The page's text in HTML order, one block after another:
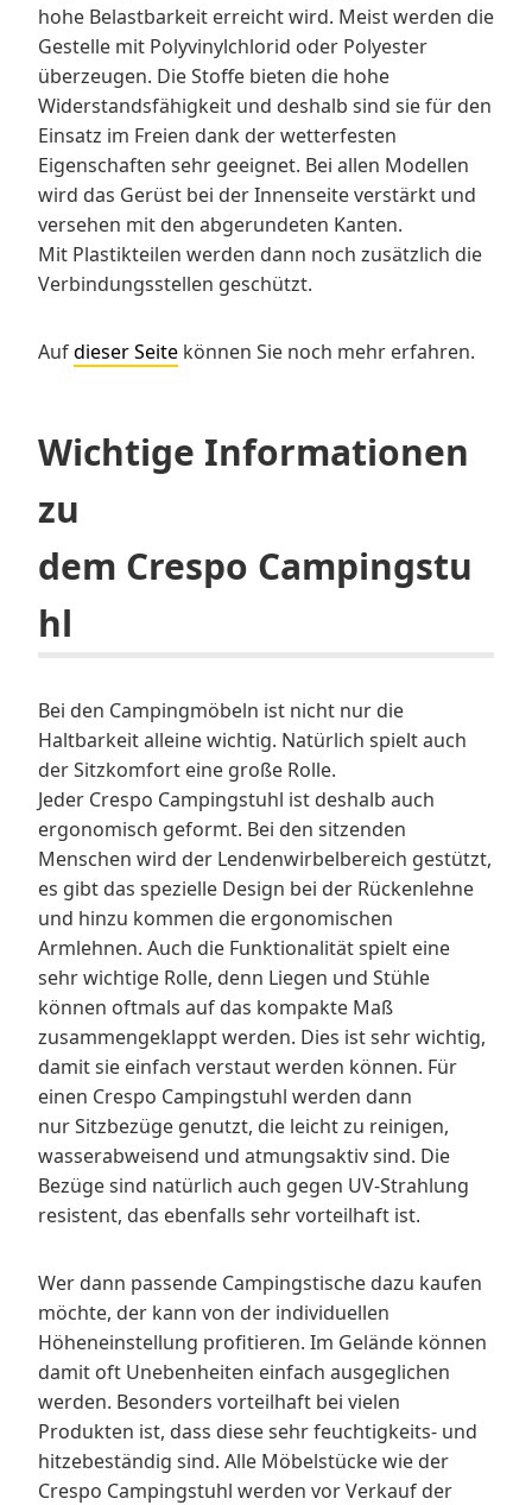
hohe Belastbarkeit erreicht wird. Meist werden die
Gestelle mit Polyvinylchlorid oder Polyester
überzeugen. Die Stoffe bieten die hohe
Widerstandsfähigkeit und deshalb sind sie für den
Einsatz im Freien dank der wetterfesten
Eigenschaften sehr geeignet. Bei allen Modellen
wird das Gerüst bei der Innenseite verstärkt und
versehen mit den abgerundeten Kanten.
Mit Plastikteilen werden dann noch zusätzlich die
Verbindungsstellen geschützt.
Aufdieser Seite können Sie noch mehr erfahren.
Wichtige Informationen
zu
dem Crespo Campingstu
hl
Bei den Campingmöbeln ist nicht nur die
Haltbarkeit alleine wichtig. Natürlich spielt auch
der Sitzkomfort eine große Rolle.
Jeder Crespo Campingstuhl ist deshalb auch
ergonomisch geformt. Bei den sitzenden
Menschen wird der Lendenwirbelbereich gestützt,
es gibt das spezielle Design bei der Rückenlehne
und hinzu kommen die ergonomischen
Armlehnen. Auch die Funktionalität spielt eine
sehr wichtige Rolle, denn Liegen und Stühle
können oftmals auf das kompakte Maß
zusammengeklappt werden. Dies ist sehr wichtig,
damit sie einfach verstaut werden können. Für
einen Crespo Campingstuhl werden dann
nur Sitzbezüge genutzt, die leicht zu reinigen,
wasserabweisend und atmungsaktiv sind. Die
Bezüge sind natürlich auch gegen UV-Strahlung
resistent, das ebenfalls sehr vorteilhaft ist.
Wer dann passende Campingstische dazu kaufen
möchte, der kann von der individuellen
Höheneinstellung profitieren. Im Gelände können
damit oft Unebenheiten einfach ausgeglichen
werden. Besonders vorteilhaft bei vielen
Produkten ist, dass diese sehr feuchtigkeits- und
hitzebeständig sind. Alle Möbelstücke wie der
Crespo Campingstuhl werden vor Verkauf der